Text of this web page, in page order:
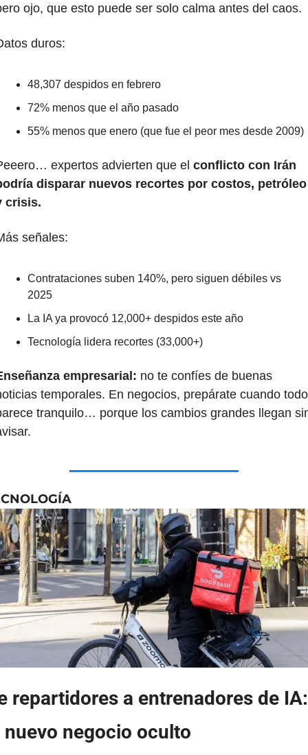
ojo, que esto puede ser solo calma antes del caos.
duros:
48,307 despidos en febrero
72% menos que el año pasado
55% menos que enero (que fue el peor mes desde 2009)
expertos advierten que el conflicto con Irán
disparar nuevos recortes por costos, petróleo
crisis.
señales:
Contrataciones suben 140%, pero siguen débiles vs
2025
La IA ya provocó 12,000+ despidos este año
Tecnología lidera recortes (33,000+)
empresarial: no te confíes de buenas
temporales. En negocios, prepárate cuando todo
tranquilo… porque los cambios grandes llegan
repartidores a entrenadores de IA:
nuevo negocio oculto